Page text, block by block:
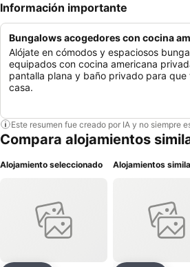
Información importante
Bungalows acogedores con cocina
Alójate en cómodos y espaciosos
equipados con cocina americana
pantalla plana y baño privado para que
casa.
Este resumen fue creado por IA y no siempre
Compara alojamientos
Alojamiento seleccionado Alojamientos